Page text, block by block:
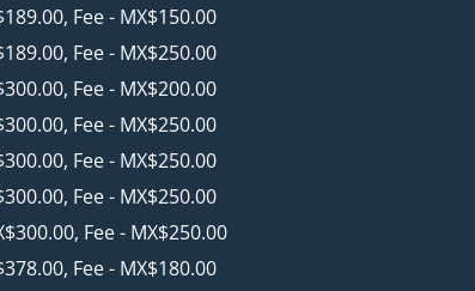
Fee - MX$150.00
Fee - MX$250.00
Fee - MX$200.00
Fee - MX$250.00
Fee - MX$250.00
Fee - MX$250.00
Fee - MX$250.00
Fee - MX$180.00